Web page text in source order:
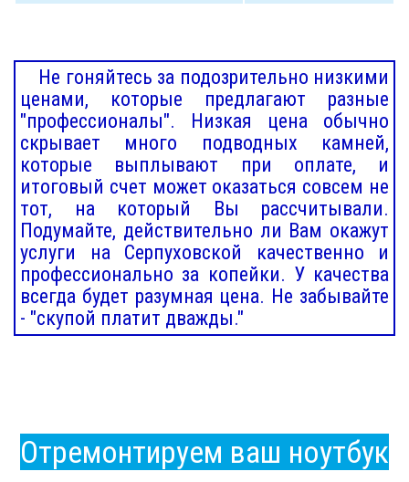
Не гоняйтесь за подозрительно низкими
ценами, которые предлагают разные
"профессионалы". Низкая цена обычно
скрывает много подводных камней,
которые выплывают при оплате, и
итоговый счет может оказаться совсем не
тот, на который Вы рассчитывали.
Подумайте, действительно ли Вам окажут
услуги на Серпуховской качественно и
профессионально за копейки. У качества
всегда будет разумная цена. Не забывайте
- "скупой платит дважды."
Отремонтируем ваш ноутбук